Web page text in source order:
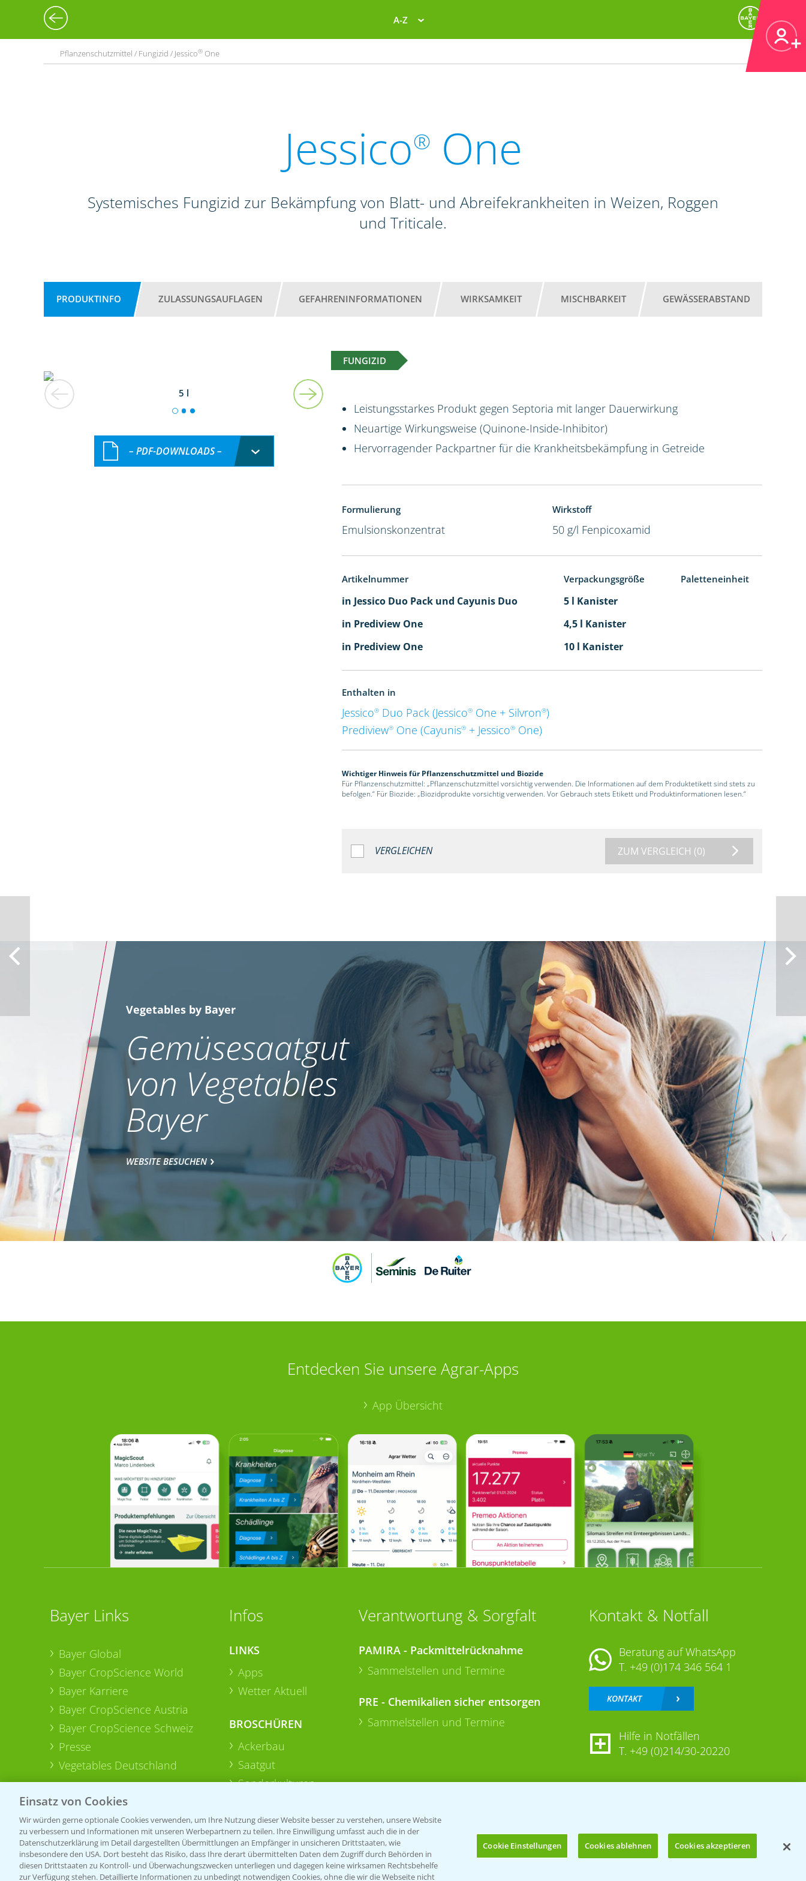
A-Z
Pflanzenschutzmittel / Fungizid / Jessico® One
Jessico® One
Systemisches Fungizid zur Bekämpfung von Blatt- und Abreifekrankheiten in Weizen, Roggen
und Triticale.
PRODUKTINFO ZULASSUNGSAUFLAGEN GEFAHRENINFORMATIONEN WIRKSAMKEIT MISCHBARKEIT GEWÄSSERABSTAND
FUNGIZID
5 l
– PDF-DOWNLOADS –
Leistungsstarkes Produkt gegen Septoria mit langer Dauerwirkung
Neuartige Wirkungsweise (Quinone-Inside-Inhibitor)
Hervorragender Packpartner für die Krankheitsbekämpfung in Getreide
Formulierung
Emulsionskonzentrat
Wirkstoff
50 g/l Fenpicoxamid
Artikelnummer Verpackungsgröße Paletteneinheit
in Jessico Duo Pack und Cayunis Duo
5 l Kanister
in Prediview One
4,5 l Kanister
in Prediview One
10 l Kanister
Enthalten in
Jessico® Duo Pack (Jessico® One + Silvron®)
Prediview® One (Cayunis® + Jessico® One)
Wichtiger Hinweis für Pflanzenschutzmittel und Biozide
Für Pflanzenschutzmittel: „Pflanzenschutzmittel vorsichtig verwenden. Die Informationen auf dem Produktetikett sind stets zu
befolgen.“ Für Biozide: „Biozidprodukte vorsichtig verwenden. Vor Gebrauch stets Etikett und Produktinformationen lesen.“
VERGLEICHEN ZUM VERGLEICH (0)
Vegetables by Bayer
Gemüsesaatgut
von Vegetables
Bayer
WEBSITE BESUCHEN
Entdecken Sie unsere Agrar-Apps
App Übersicht
Bayer Links
Bayer Global
Bayer CropScience World
Bayer Karriere
Bayer CropScience Austria
Bayer CropScience Schweiz
Presse
Vegetables Deutschland
Infos
LINKS
Apps
Wetter Aktuell
BROSCHÜREN
Ackerbau
Saatgut
Sonderkulturen
Verantwortung & Sorgfalt
PAMIRA - Packmittelrücknahme
Sammelstellen und Termine
PRE - Chemikalien sicher entsorgen
Sammelstellen und Termine
Kontakt & Notfall
Beratung auf WhatsApp
T. +49 (0)174 346 564 1
KONTAKT
Hilfe in Notfällen
T. +49 (0)214/30-20220
Einsatz von Cookies
Wir würden gerne optionale Cookies verwenden, um Ihre Nutzung dieser Website besser zu verstehen, unsere Website
zu verbessern und Informationen mit unseren Werbepartnern zu teilen. Ihre Einwilligung umfasst auch die in der
Datenschutzerklärung im Detail dargestellten Übermittlungen an Empfänger in unsicheren Drittstaaten, wie
insbesondere den USA. Dort besteht das Risiko, dass Ihre derart übermittelten Daten dem Zugriff durch Behörden in
diesen Drittstaaten zu Kontroll- und Überwachungszwecken unterliegen und dagegen keine wirksamen Rechtsbehelfe
zur Verfügung stehen. Detaillierte Informationen zu unbedingt notwendigen Cookies, ohne die wir die Webseite nicht
Cookie Einstellungen Cookies ablehnen Cookies akzeptieren